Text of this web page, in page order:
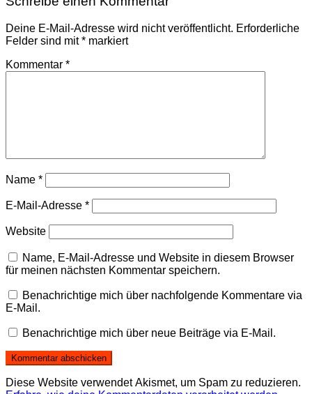
Deine E-Mail-Adresse wird nicht veröffentlicht. Erforderliche
Felder sind mit* markiert
Kommentar *
Name *
E-Mail-Adresse *
Website
Name, E-Mail-Adresse und Website in diesem Browser
für meinen nächsten Kommentar speichern.
Benachrichtige mich über nachfolgende Kommentare via
E-Mail.
Benachrichtige mich über neue Beiträge via E-Mail.
Diese Website verwendet Akismet, um Spam zu reduzieren.